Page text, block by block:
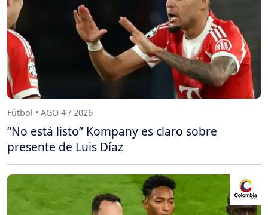
Fútbol • AGO 4 / 2026
“No está listo” Kompany es claro sobre
presente de Luis Díaz